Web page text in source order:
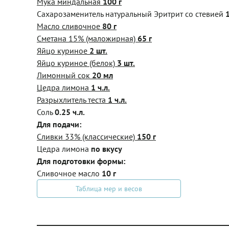
Сахарозаменитель натуральный Эритрит со стевией
Масло сливочное 80 г
Сметана 15% (маложирная) 65 г
Яйцо куриное 2 шт.
Яйцо куриное (белок) 3 шт.
Лимонный сок 20 мл
Цедра лимона 1 ч.л.
Разрыхлитель теста 1 ч.л.
Соль0.25 ч.л.
Для подачи:
Сливки 33% (классические) 150 г
Цедра лимона по вкусу
Для подготовки формы:
Сливочное масло 10 г
Таблица мер и весов